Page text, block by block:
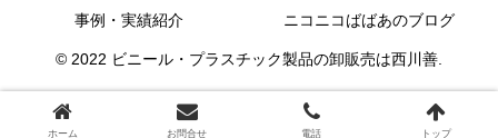
事例・実績紹介
ニコニコばばあのブログ
© 2022 ビニール・プラスチック製品の卸販売は西川善.
ホーム お問合せ 電話 トップ